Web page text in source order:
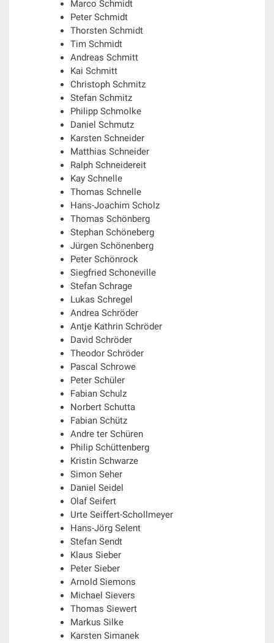
Marco Schmidt
Peter Schmidt
Thorsten Schmidt
Tim Schmidt
Andreas Schmitt
Kai Schmitt
Christoph Schmitz
Stefan Schmitz
Philipp Schmolke
Daniel Schmutz
Karsten Schneider
Matthias Schneider
Ralph Schneidereit
Kay Schnelle
Thomas Schnelle
Hans-Joachim Scholz
Thomas Schönberg
Stephan Schöneberg
Jürgen Schönenberg
Peter Schönrock
Siegfried Schoneville
Stefan Schrage
Lukas Schregel
Andrea Schröder
Antje Kathrin Schröder
David Schröder
Theodor Schröder
Pascal Schrowe
Peter Schüler
Fabian Schulz
Norbert Schutta
Fabian Schütz
Andre ter Schüren
Philip Schüttenberg
Kristin Schwarze
Simon Seher
Daniel Seidel
Olaf Seifert
Urte Seiffert-Schollmeyer
Hans-Jörg Selent
Stefan Sendt
Klaus Sieber
Peter Sieber
Arnold Siemons
Michael Sievers
Thomas Siewert
Markus Silke
Karsten Simanek